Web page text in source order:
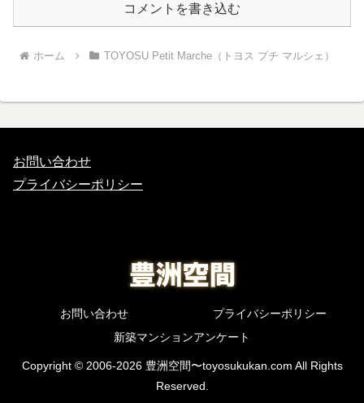
コメントを書き込む
ホーム TOYOSU Petit Marche（トヨス プチ マルシェ）
お問い合わせ
プライバシーポリシー
お問い合わせ
プライバシーポリシー
新築マンションアンケート
Copyright © 2006-2026 豊洲空間〜toyosukukan.com All Rights
Reserved.